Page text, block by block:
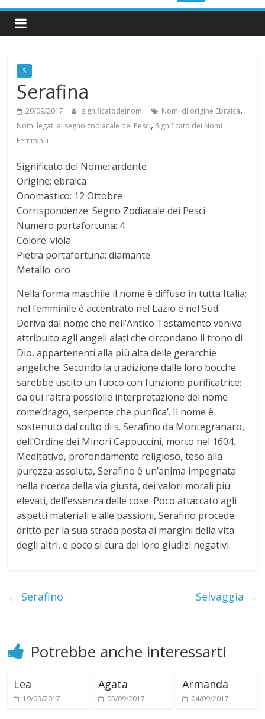
i
g
n
c
a
t
o
d
e
N
o
m
S
Serafina
20/09/2017 significatodeinomi Nomi di origine Ebraica,
Nomi legati al segno zodiacale dei Pesci, Significato dei Nomi
Femminili
Significato del Nome: ardente
Origine: ebraica
Onomastico: 12 Ottobre
Corrispondenze: Segno Zodiacale dei Pesci
Numero portafortuna: 4
Colore: viola
Pietra portafortuna: diamante
Metallo: oro
Nella forma maschile il nome è diffuso in tutta Italia;
nel femminile è accentrato nel Lazio e nel Sud.
Deriva dal nome che nell’Antico Testamento veniva
attribuito agli angeli alati che circondano il trono di
Dio, appartenenti alla più alta delle gerarchie
angeliche. Secondo la tradizione dalle loro bocche
sarebbe uscito un fuoco con funzione purificatrice:
da qui l’altra possibile interpretazione del nome
come’drago, serpente che purifica’. Il nome è
sostenuto dal culto di s. Serafino da Montegranaro,
dell’Ordine dei Minori Cappuccini, morto nel 1604.
Meditativo, profondamente religioso, teso alla
purezza assoluta, Serafino è un’anima impegnata
nella ricerca della via giusta, dei valori morali più
elevati, dell’essenza delle cose. Poco attaccato agli
aspetti materiali e alle passioni, Serafino procede
dritto per la sua strada posta ai margini della vita
degli altri, e poco si cura dei loro giudizi negativi.
← Serafino Selvaggia →
Potrebbe anche interessarti
Lea
19/09/2017
Agata
05/09/2017
Armanda
04/09/2017